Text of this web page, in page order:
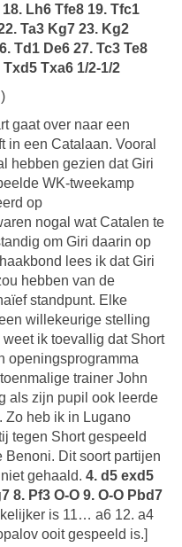
Lh6 Tfe8 19. Tfc1
Ta3 Kg7 23. Kg2
Td1 De6 27. Tc3 Te8
Txa6 1/2-1/2
gaat over naar een
in een Catalaan. Vooral
hebben gezien dat Giri
WK-tweekamp
op
nogal wat Catalen te
om Giri daarin op
lees ik dat Giri
hebben van de
standpunt. Elke
willekeurige stelling
ik toevallig dat Short
openingsprogramma
trainer John
als zijn pupil ook leerde
Zo heb ik in Lugano
tegen Short gespeeld
Dit soort partijen
gehaald. 4. d5 exd5
8. Pf3 O-O 9. O-O Pbd7
is 11… a6 12. a4
ooit gespeeld is.]